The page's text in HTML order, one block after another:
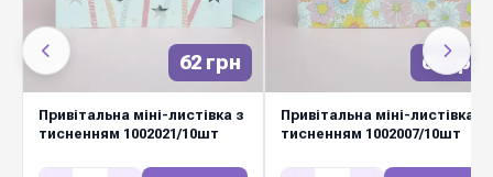
Якісний щільний картон, охайний друк,
приємний на дотик матеріал та сучасний
дизайн роблять листівку повноцінною
днів народження, корпоративних свят, ювілеїв
62 грн
Привітальна міні-листівка з
тисненням 1002021/10шт
62 грн
Привітальна міні-листівка з
тисненням 1002007/10шт